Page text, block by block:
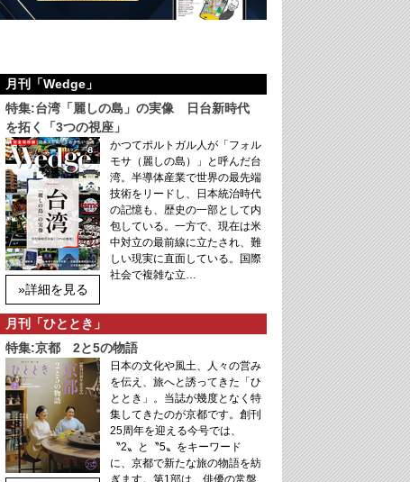
月刊「Wedge」
特集:台湾「麗しの島」の実像 日台新時代
を拓く「3つの視座」
»詳細を見る
かつてポルトガル人が「フォル
モサ（麗しの島）」と呼んだ台
湾。半導体産業で世界の最先端
技術をリードし、日本統治時代
の記憶も、歴史の一部として内
包している。一方で、現在は米
中対立の最前線に立たされ、難
しい現実に直面している。国際
社会で複雑な立…
月刊「ひととき」
特集:京都 2と5の物語
日本の文化や風土、人々の営み
を伝え、旅へと誘ってきた「ひ
ととき」。当誌が幾度となく特
集してきたのが京都です。創刊
25周年を迎える今号では、
〝2〟と〝5〟をキーワード
に、京都で新たな旅の物語を紡
ぎます。第1部は、俳優の常盤